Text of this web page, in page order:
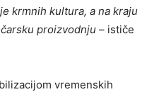
krmnih kultura, a na kraju
proizvodnju – ističe
vremenskih